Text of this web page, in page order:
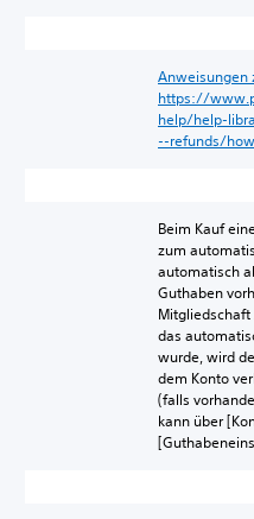
Anweisungen
https://
help/help-
--refunds/
Beim Kauf
zum
automatisch
Guthaben
Mitgliedschaft
das
wurde, wird
dem Konto
(falls
kann über